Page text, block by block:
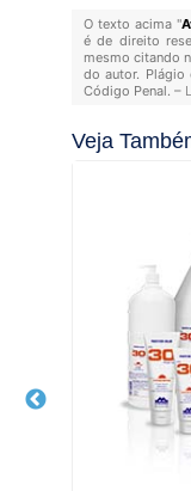
O texto acima "
é de direito
mesmo citando
do autor.
Código Penal. –
Veja